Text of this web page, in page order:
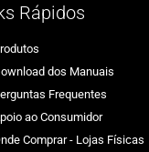
Rápidos
dos Manuais
Frequentes
ao Consumidor
Comprar - Lojas Físicas